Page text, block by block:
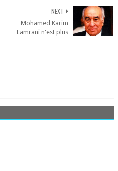
NEXT
Mohamed Karim
Lamrani n'est plus